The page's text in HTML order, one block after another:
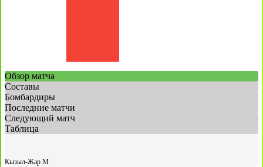
Обзор матча
Составы
Бомбардиры
Последние матчи
Следующий матч
Таблица
Кызыл-Жар М